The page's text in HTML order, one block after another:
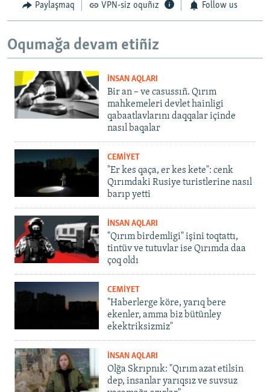
Paylaşmaq VPN-siz oquñız Follow us
Oqumağa devam etiñiz
İNSAN AQLARI
Bir an – ve casussıñ. Qırım
mahkemeleri devlet hainligi
qabaatlavlarını daqqalar içinde
nasıl baqalar
CEMİYET
"Er kes qaça, er kes kete": cenk
Qırımdaki Rusiye turistlerine nasıl
barıp yetti
İNSAN AQLARI
"Qırım birdemligi" işini toqtattı,
tintüv ve tutuvlar ise Qırımda daa
çoq oldı
CEMİYET
"Haberlerge köre, yarıq bere
ekenler, amma biz bütünley
ekektriksizmiz"
İNSAN AQLARI
Olğa Skrıpnık: "Qırım azat etilsin
dep, insanlar yarıqsız ve suvsuz